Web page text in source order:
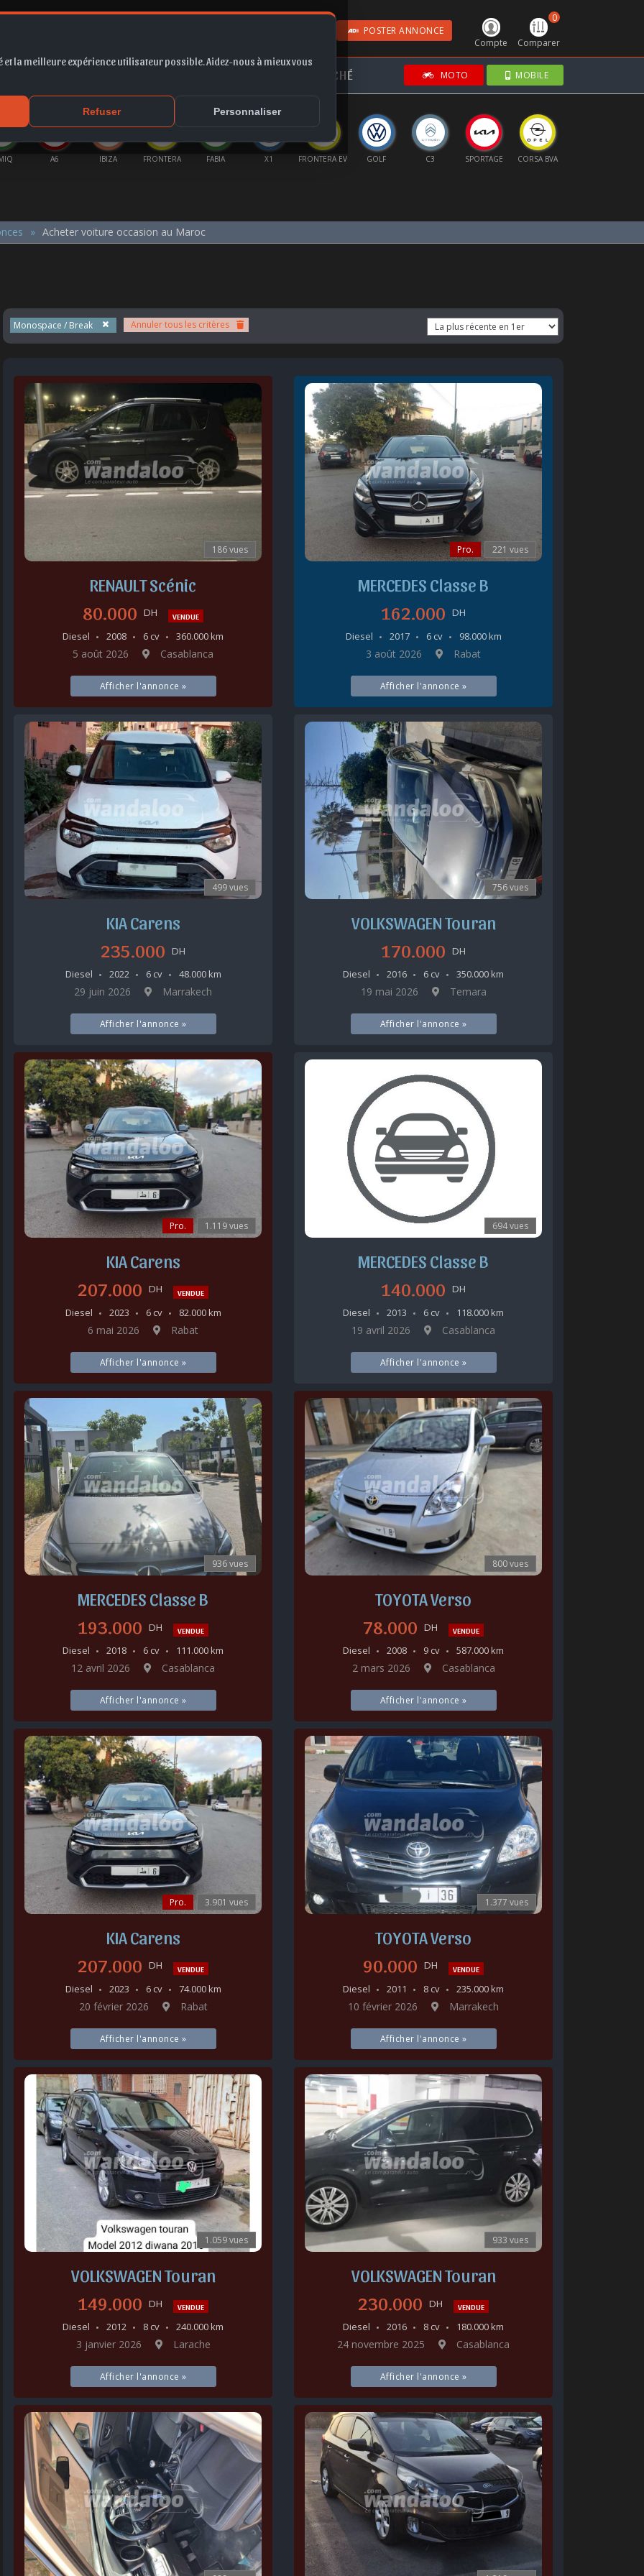
la meilleure expérience utilisateur possible. Aidez-nous à mieux vous
Refuser Personnaliser
Compte
0
Comparer
POSTER ANNONCE
MARCHÉ MOTO MOBILE
A6 IBIZA FRONTERA FABIA X1 FRONTERA EV GOLF C3 SPORTAGE CORSA BVA
Acheter voiture occasion au Maroc
Monospace / Break Annuler tous les critères
186 vues
RENAULT Scénic
80.000 DH VENDUE
Diesel 2008 6 cv 360.000 km
5 août 2026 Casablanca
Afficher l'annonce »
Pro. 221 vues
MERCEDES Classe B
162.000 DH
Diesel
2017 6 cv 98.000 km
3 août 2026 Rabat
Afficher l'annonce »
499 vues
KIA Carens
235.000 DH
Diesel
2022 6 cv 48.000 km
29 juin 2026 Marrakech
Afficher l'annonce »
756 vues
VOLKSWAGEN Touran
170.000 DH
Diesel
2016 6 cv 350.000 km
19 mai 2026 Temara
Afficher l'annonce »
Pro. 1.119 vues
KIA Carens
207.000 DH VENDUE
Diesel 2023 6 cv 82.000 km
6 mai 2026 Rabat
Afficher l'annonce »
694 vues
MERCEDES Classe B
140.000 DH
Diesel
2013 6 cv 118.000 km
19 avril 2026 Casablanca
Afficher l'annonce »
936 vues
MERCEDES Classe B
193.000 DH VENDUE
Diesel 2018 6 cv 111.000 km
12 avril 2026 Casablanca
Afficher l'annonce »
800 vues
TOYOTA Verso
78.000 DH VENDUE
Diesel 2008 9 cv 587.000 km
2 mars 2026 Casablanca
Afficher l'annonce »
Pro. 3.901 vues
KIA Carens
207.000 DH VENDUE
Diesel 2023 6 cv 74.000 km
20 février 2026 Rabat
Afficher l'annonce »
1.377 vues
TOYOTA Verso
90.000 DH VENDUE
Diesel 2011 8 cv 235.000 km
10 février 2026 Marrakech
Afficher l'annonce »
1.059 vues
VOLKSWAGEN Touran
149.000 DH VENDUE
Diesel 2012 8 cv 240.000 km
3 janvier 2026 Larache
Afficher l'annonce »
933 vues
VOLKSWAGEN Touran
230.000 DH VENDUE
Diesel 2016 8 cv 180.000 km
24 novembre 2025 Casablanca
Afficher l'annonce »